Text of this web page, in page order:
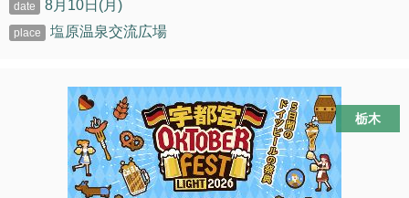
8月10日(月)
塩原温泉交流広場
栃木